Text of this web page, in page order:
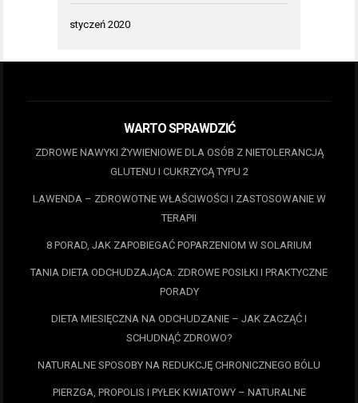
styczeń 2020
WARTO SPRAWDZIĆ
ZDROWE NAWYKI ŻYWIENIOWE DLA OSÓB Z NIETOLERANCJĄ
GLUTENU I CUKRZYCĄ TYPU 2
LAWENDA – ZDROWOTNE WŁAŚCIWOŚCI I ZASTOSOWANIE W
TERAPII
8 PORAD, JAK ZAPOBIEGAĆ POPARZENIOM W SOLARIUM
TANIA DIETA ODCHUDZAJĄCA: ZDROWE POSIŁKI I PRAKTYCZNE
PORADY
DIETA MIESIĘCZNA NA ODCHUDZANIE – JAK ZACZĄĆ I
SCHUDNĄĆ ZDROWO?
NATURALNE SPOSOBY NA REDUKCJĘ CHRONICZNEGO BÓLU
PIERZGA, PROPOLIS I PYŁEK KWIATOWY – NATURALNE